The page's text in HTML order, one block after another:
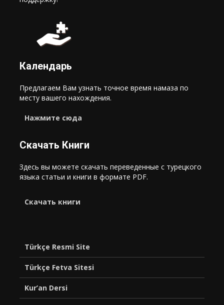
Календарь
Предлагаем Вам узнать точное время намаза по
месту вашего нахождения.
Нажмите сюда
Скачать Книги
Здесь вы можете скачать переведенные с турецкого
языка статьи и книги в формате PDF.
Cкачать книги
Türkçe Resmi Site
Türkçe Fetva Sitesi
Kur’an Dersi